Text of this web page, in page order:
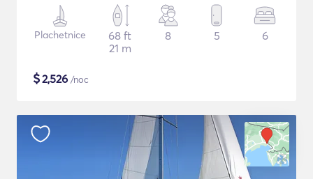
Plachetnice
68 ft
21 m
8 5 6
$2,526 /noc